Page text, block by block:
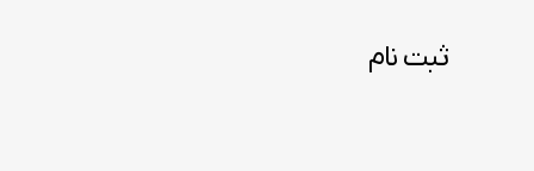
ثبت نام